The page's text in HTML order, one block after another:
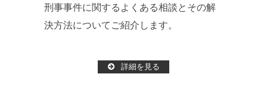
刑事事件に関するよくある相談とその解
決方法についてご紹介します。
詳細を見る